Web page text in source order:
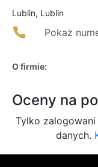
Lublin, Lublin
Pokaż
O firmie:
Oceny na
Tylko
danych.